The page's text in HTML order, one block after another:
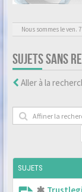
Nous sommes le ven.
SUJETS SANS
Aller à la
SUJETS